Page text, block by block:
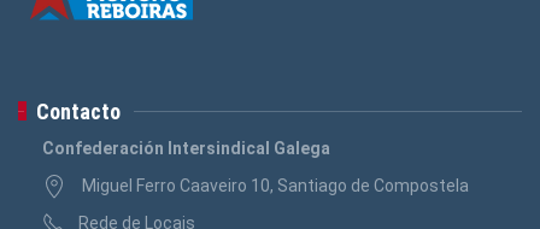
Contacto
Confederación Intersindical Galega
Miguel Ferro Caaveiro 10, Santiago de Compostela
Rede de Locais